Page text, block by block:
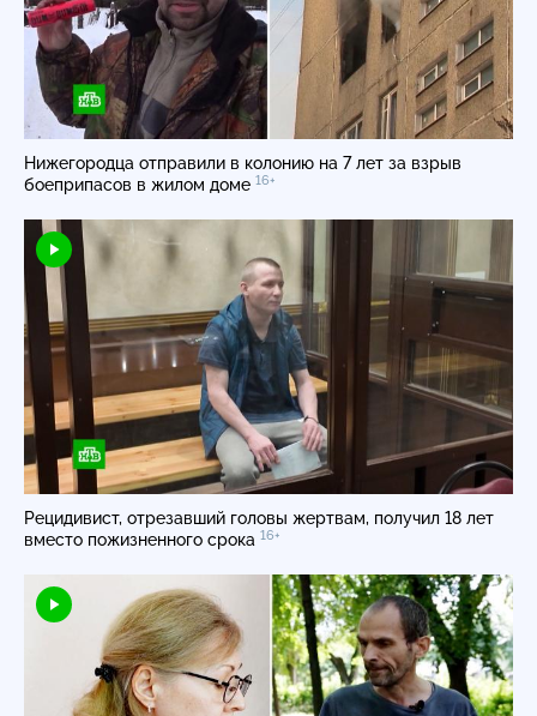
Нижегородца отправили в колонию на 7 лет за взрыв
боеприпасов в жилом доме 16+
Рецидивист, отрезавший головы жертвам, получил 18 лет
вместо пожизненного срока 16+